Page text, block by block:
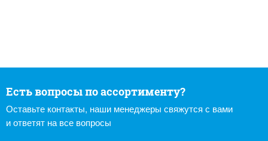
Есть вопросы по ассортименту?
Оставьте контакты, наши менеджеры свяжутся с вами
и ответят на все вопросы